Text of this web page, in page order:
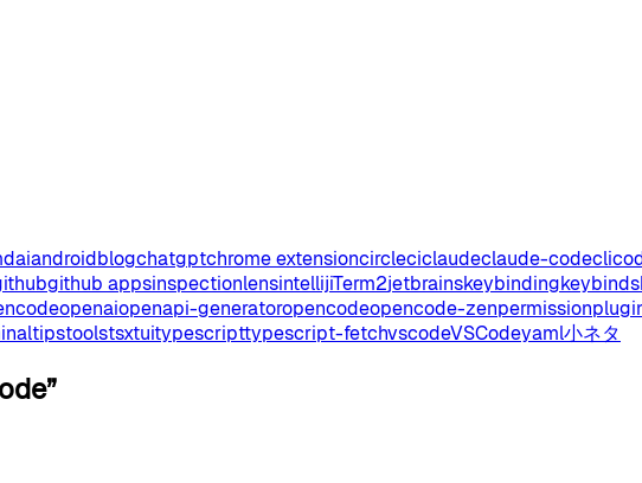
aiandroidblogchatgptchrome extensioncircleciclaudeclaude-codecli
github appsinspectionlensintellijiTerm2jetbrainskeybindingkeybinds
openaiopenapi-generatoropencodeopencode-zenpermission
tipstoolstsxtuitypescripttypescript-fetchvscodeVSCodeyaml小ネタ